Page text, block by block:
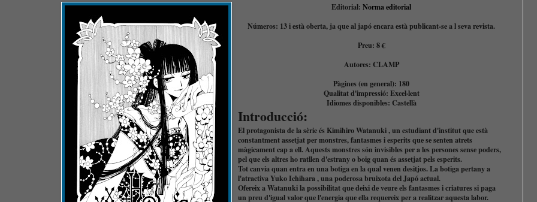
Editorial: Norma editorial
Números: 13 i està oberta, ja que al japó encara està publicant-se a l seva revista.
Preu: 8 €
Autores: CLAMP
Pàgines (en general): 180
Qualitat d'impressió: Excel·lent
Idiomes disponibles: Castellà
Introducció:
El protagonista de la sèrie és Kimihiro Watanuki , un estudiant d'institut que està
constantment assetjat per monstres, fantasmes i esperits que se senten atrets
màgicament cap a ell. Aquests monstres són invisibles per a les persones sense poders,
pel que els altres ho ratllen d'estrany o boig quan és assetjat pels esperits.
Tot canvia quan entra en una botiga en la qual venen desitjos. La botiga pertany a
l'atractiva Yuko Ichihara , una poderosa bruixota del Japó actual.
Ofereix a Watanuki la possibilitat que deixi de veure els fantasmes i criatures si paga
un preu d'igual valor que l'energia que ella requereix per a realitzar aquesta labor.